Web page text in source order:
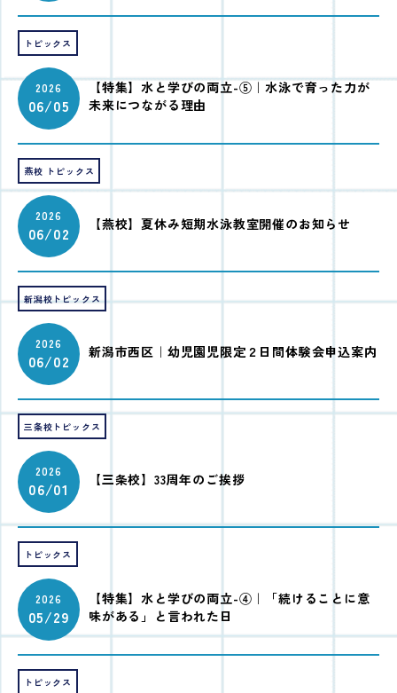
トピックス
2026
06/05
【特集】水と学びの両立-⑤｜水泳で育った力が
未来につながる理由
燕校 トピックス
2026
06/02 【燕校】夏休み短期水泳教室開催のお知らせ
新潟校トピックス
2026
06/02 新潟市西区｜幼児園児限定２日間体験会申込案内
三条校トピックス
2026
06/01 【三条校】33周年のご挨拶
トピックス
2026
05/29
【特集】水と学びの両立-④｜「続けることに意
味がある」と言われた日
トピックス